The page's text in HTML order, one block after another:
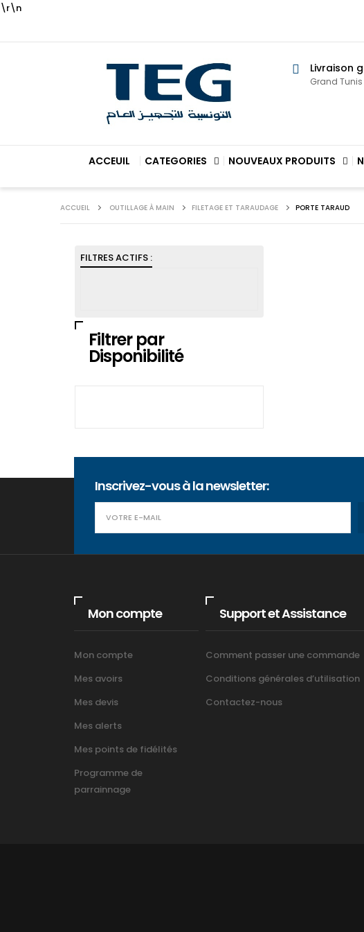
\r\n
Livraison
Grand Tunis
ACCEUIL CATEGORIES NOUVEAUX PRODUITS
ACCUEIL OUTILLAGE À MAIN FILETAGE ET TARAUDAGE PORTE TARAUD
FILTRES ACTIFS :
Filtrer par
Disponibilité
Inscrivez-vous à la newsletter:
Mon compte
Mon compte
Mes avoirs
Mes devis
Mes alerts
Mes points de fidélités
Programme de
parrainnage
Support et Assistance
Comment passer une commande
Conditions générales d’utilisation
Contactez-nous